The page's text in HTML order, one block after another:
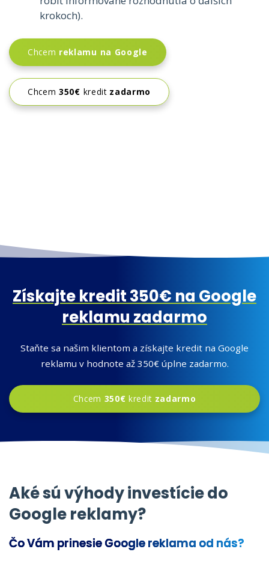
krokoch).
Chcem reklamu na Google
Chcem350€ kredit zadarmo
Získajte kredit 350€ na Google
reklamu zadarmo
Staňte sa našim klientom a získajte kredit na Google
reklamu v hodnote až 350€ úplne zadarmo.
Chcem 350€ kredit zadarmo
Aké sú výhody investície do
Google reklamy?
Čo Vám prinesie Google reklama od nás?